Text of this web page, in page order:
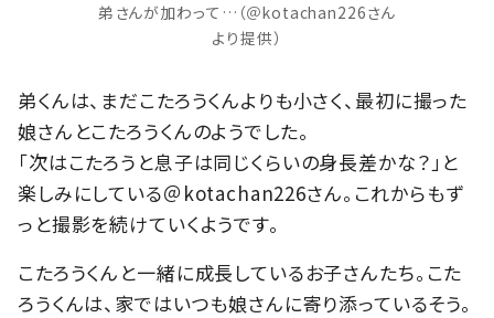
弟さんが加わって…（＠kotachan226さん
より提供）
弟くんは、まだこたろうくんよりも小さく、最初に撮った
娘さんとこたろうくんのようでした。
「次はこたろうと息子は同じくらいの身長差かな？」と
楽しみにしている＠kotachan226さん。これからもず
っと撮影を続けていくようです。
こたろうくんと一緒に成長しているお子さんたち。こた
ろうくんは、家ではいつも娘さんに寄り添っているそう。